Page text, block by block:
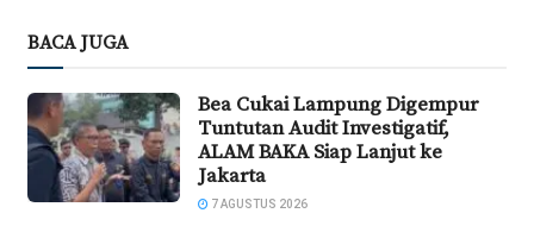
BACA JUGA
Bea Cukai Lampung Digempur
Tuntutan Audit Investigatif,
ALAM BAKA Siap Lanjut ke
Jakarta
7 AGUSTUS 2026